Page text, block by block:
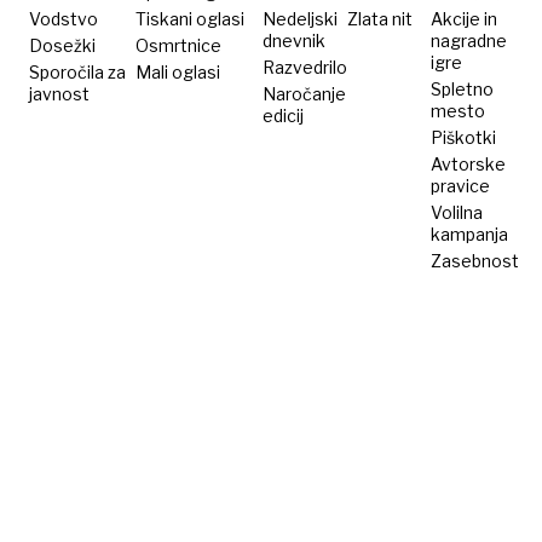
tudi
deček
Vodstvo
Dosežki
Sporočila za
javnost
Tiskani oglasi
Osmrtnice
Mali oglasi
Nedeljski
dnevnik
Razvedrilo
Naročanje
edicij
Zlata nit
Akcije in
nagradne
igre
Spletno
mesto
Piškotki
Avtorske
pravice
Volilna
kampanja
Zasebnost